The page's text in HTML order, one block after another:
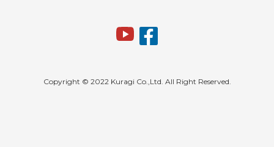
Copyright © 2022 Kuragi Co.,Ltd. All Right Reserved.